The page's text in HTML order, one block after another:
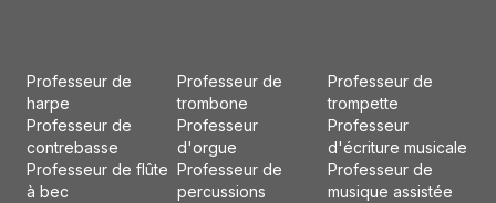
Professeur de
harpe
Professeur de
contrebasse
Professeur de flûte
à bec
Professeur de
trombone
Professeur
d'orgue
Professeur de
percussions
Professeur de
trompette
Professeur
d'écriture musicale
Professeur de
musique assistée